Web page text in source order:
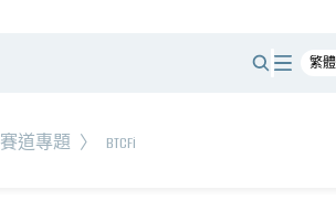
賽道專題 〉 BTCFi